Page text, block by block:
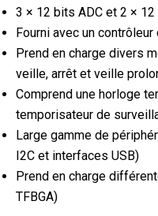
3 × 12 bits ADC et 2 ×
Fourni avec un
Prend en charge divers
veille, arrêt et veille
Comprend une horloge
temporisateur de
Large gamme de
I2C et interfaces USB)
Prend en charge
TFBGA)